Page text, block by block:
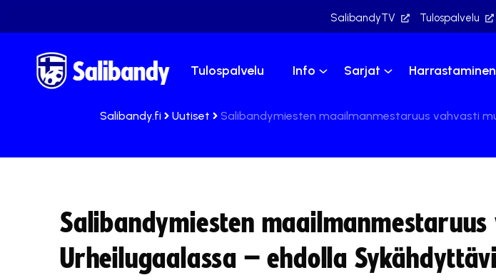
SalibandyTV Tulospalvelu
Tulospalvelu Info Sarjat Harrastaminen
Salibandy.fi Uutiset Salibandymiesten maailmanmestaruus vahvasti
Salibandymiesten maailmanmestaruus
Urheilugaalassa – ehdolla